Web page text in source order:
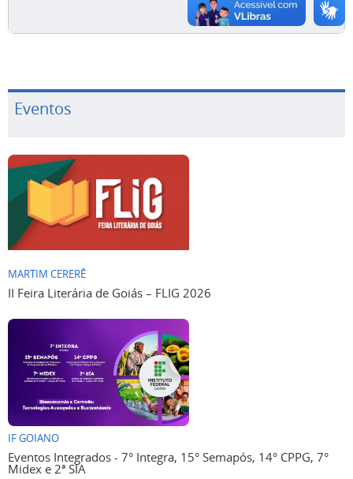
Eventos
MARTIM CERERÊ
II Feira Literária de Goiás – FLIG 2026
IF GOIANO
Eventos Integrados - 7° Integra, 15° Semapós, 14° CPPG, 7°
Midex e 2ª SIA